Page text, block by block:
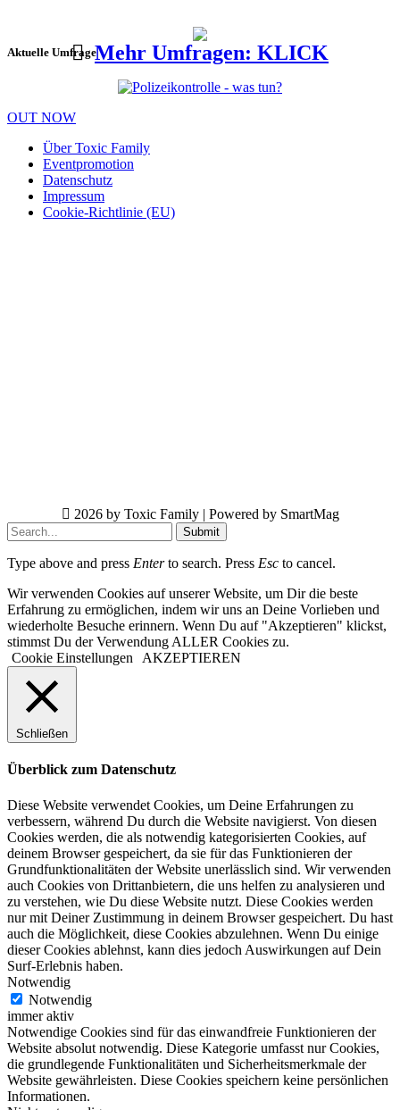
Aktuelle UmfrageMehr Umfragen: KLICK
OUT NOW
Über Toxic Family
Eventpromotion
Datenschutz
Impressum
Cookie-Richtlinie (EU)
2026 by Toxic Family | Powered by SmartMag
Submit
Type above and press Enterto search. Press Esc to cancel.
Wir verwenden Cookies auf unserer Website, um Dir die beste
Erfahrung zu ermöglichen, indem wir uns an Deine Vorlieben und
wiederholte Besuche erinnern. Wenn Du auf "Akzeptieren" klickst,
stimmst Du der Verwendung ALLER Cookies zu.
Cookie Einstellungen
AKZEPTIEREN
Schließen
Überblick zum Datenschutz
Diese Website verwendet Cookies, um Deine Erfahrungen zu
verbessern, während Du durch die Website navigierst. Von diesen
Cookies werden, die als notwendig kategorisierten Cookies, auf
deinem Browser gespeichert, da sie für das Funktionieren der
Grundfunktionalitäten der Website unerlässlich sind. Wir verwenden
auch Cookies von Drittanbietern, die uns helfen zu analysieren und
zu verstehen, wie Du diese Website nutzt. Diese Cookies werden
nur mit Deiner Zustimmung in deinem Browser gespeichert. Du hast
auch die Möglichkeit, diese Cookies abzulehnen. Wenn Du einige
dieser Cookies ablehnst, kann dies jedoch Auswirkungen auf Dein
Surf-Erlebnis haben.
Notwendig
Notwendig
immer aktiv
Notwendige Cookies sind für das einwandfreie Funktionieren der
Website absolut notwendig. Diese Kategorie umfasst nur Cookies,
die grundlegende Funktionalitäten und Sicherheitsmerkmale der
Website gewährleisten. Diese Cookies speichern keine persönlichen
Informationen.